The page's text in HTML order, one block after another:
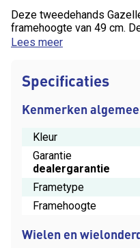
Deze tweedehands
framehoogte van 49 cm.
een Bosch Active Line
Lees meer
Specificaties
Kenmerken
Kleur
Garantie
dealergarantie
Frametype
Framehoogte
Wielen en